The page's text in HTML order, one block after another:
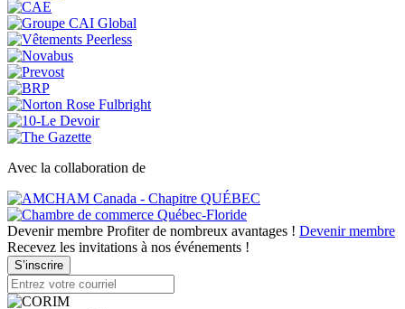
Avec la collaboration de
Devenir membre Profiter de nombreux avantages ! Devenir membre
Recevez les invitations à nos événements !
S’inscrire